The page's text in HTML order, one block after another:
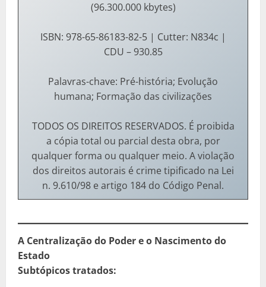
(96.300.000 kbytes)
ISBN: 978-65-86183-82-5 | Cutter: N834c |
CDU – 930.85
Palavras-chave: Pré-história; Evolução
humana; Formação das civilizações
TODOS OS DIREITOS RESERVADOS. É proibida
a cópia total ou parcial desta obra, por
qualquer forma ou qualquer meio. A violação
dos direitos autorais é crime tipificado na Lei
n. 9.610/98 e artigo 184 do Código Penal.
A Centralização do Poder e o Nascimento do
Estado
Subtópicos tratados: